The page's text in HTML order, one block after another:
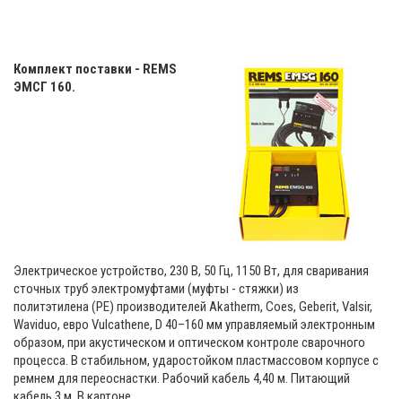
Комплект поставки - REMS
ЭМСГ 160.
Электрическое устройство, 230 В, 50 Гц, 1150 Вт, для сваривания
сточных труб электромуфтами (муфты - стяжки) из
политэтилена (PE) производителей Akatherm, Coes, Geberit, Valsir,
Waviduo, евро Vulcathene, D 40–160 мм управляемый электронным
образом, при акустическом и оптическом контроле сварочного
процесса. В стабильном, ударостойком пластмассовом корпусе с
ремнем для переоснастки. Рабочий кабель 4,40 м. Питающий